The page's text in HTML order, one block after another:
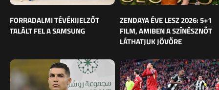
FORRADALMI TÉVÉKIJELZŐT
TALÁLT FEL A SAMSUNG
ZENDAYA ÉVE LESZ 2026: 5+1
FILM, AMIBEN A SZÍNÉSZNŐT
LÁTHATJUK JÖVŐRE